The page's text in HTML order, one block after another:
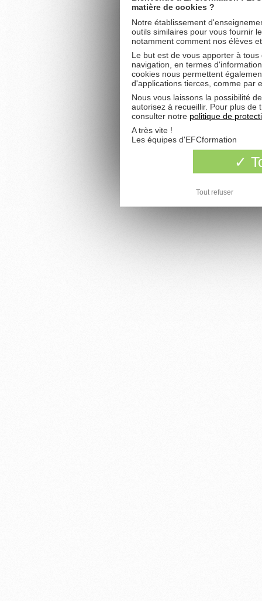
matière de cookies ?
Notre établissement
outils similaires pour vous fournir
notamment comment nos élèves
Le but est de vous apporter à
navigation, en termes
cookies nous permettent
d'applications tierces, comme par
Nous vous laissons la possibilité
autorisez à recueillir. Pour plus de
consulter notre politique de
A très vite !
Les équipes d'EFCformation
Tout refuser